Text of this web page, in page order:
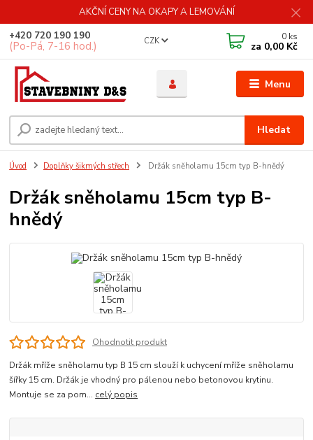
AKČNÍ CENY NA OKAPY A LEMOVÁNÍ
Menu
CZK
Hledat
+420 720 190 190
(Po-Pá, 7-16 hod.)
0 ks
za 0,00 Kč
Úvod Doplňky šikmých střech Držák sněholamu 15cm typ B-hnědý
Držák sněholamu 15cm typ B-
hnědý
Ohodnotit produkt
Držák mříže sněholamu typ B 15 cm slouží k uchycení mříže sněholamu
šířky 15 cm. Držák je vhodný pro pálenou nebo betonovou krytinu.
Montuje se za pom... celý popis